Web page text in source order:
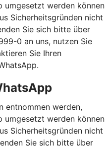
umgesetzt werden können
Sicherheitsgründen nicht
Sie sich bitte über
0 an uns, nutzen Sie
Sie Ihren
entnommen werden,
umgesetzt werden können
Sicherheitsgründen nicht
Sie sich bitte über